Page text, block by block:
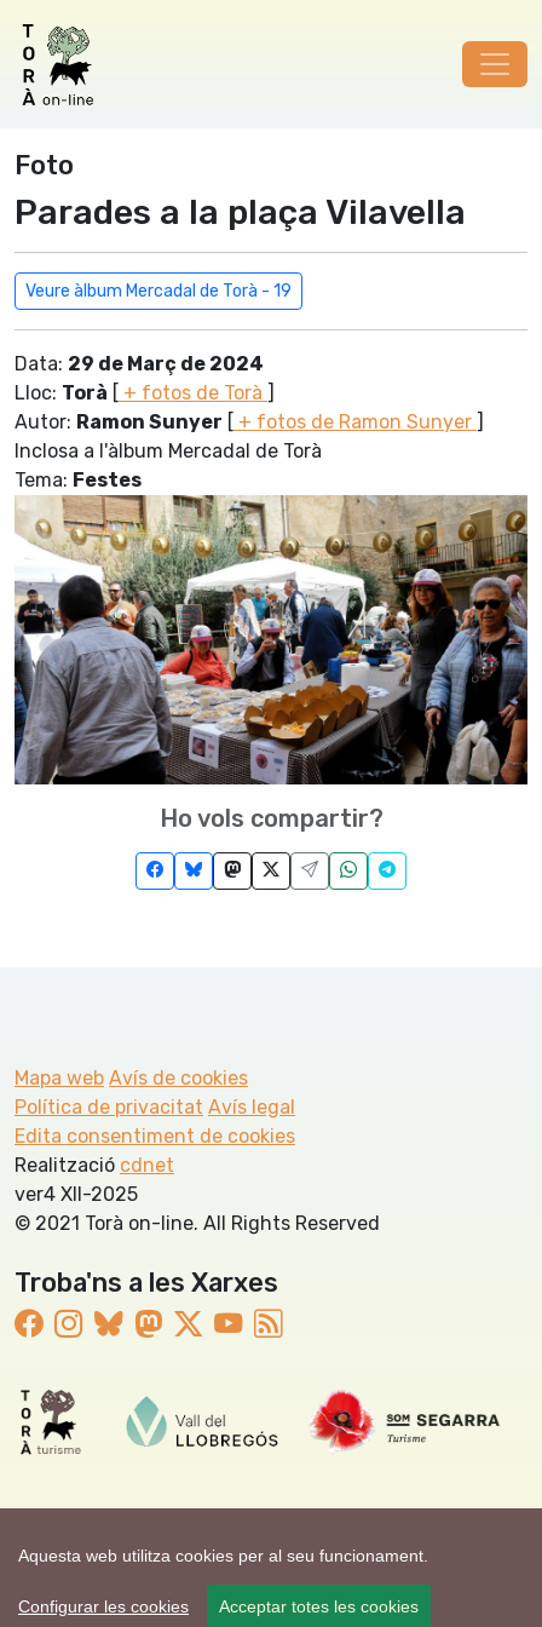
Aquesta web utilitza cookies per al seu funcionament.
Configurar les cookies Acceptar totes les cookies
Foto
Parades a la plaça Vilavella
Veure àlbum Mercadal de Torà - 19
Data: 29 de Març de 2024
Lloc: Torà [ + fotos de Torà ]
Autor: Ramon Sunyer [ + fotos de Ramon Sunyer ]
Inclosa a l'àlbum Mercadal de Torà
Tema: Festes
Ho vols compartir?
Mapa web Avís de cookies
Política de privacitat Avís legal
Edita consentiment de cookies
Realització cdnet
ver4 XII-2025
© 2021 Torà on-line. All Rights Reserved
Troba'ns a les Xarxes